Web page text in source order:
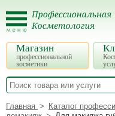
Магазин
профессиональной
косметики
Главная Каталог